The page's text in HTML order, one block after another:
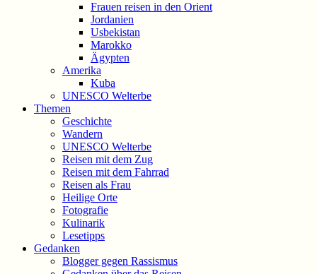
Frauen reisen in den Orient
Jordanien
Usbekistan
Marokko
Ägypten
Amerika
Kuba
UNESCO Welterbe
Themen
Geschichte
Wandern
UNESCO Welterbe
Reisen mit dem Zug
Reisen mit dem Fahrrad
Reisen als Frau
Heilige Orte
Fotografie
Kulinarik
Lesetipps
Gedanken
Blogger gegen Rassismus